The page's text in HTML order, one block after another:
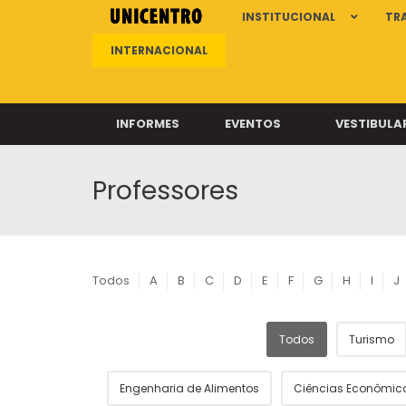
INSTITUCIONAL
INTERNACIONAL
INFORMES EVENTOS
Professores
Todos A B C D E F G H I J
Todos Turismo
Engenharia de Alimentos Ciências